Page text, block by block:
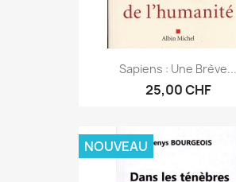
Sapiens : Une Brève...
25,00 CHF
NOUVEAU